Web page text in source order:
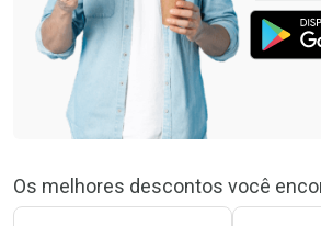
Os melhores descontos você